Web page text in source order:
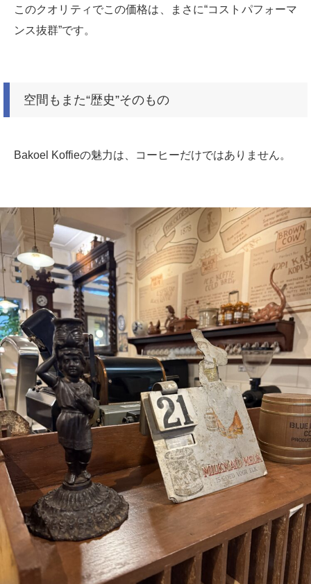
このクオリティでこの価格は、まさに“コストパフォーマ
ンス抜群”です。
空間もまた“歴史”そのもの
Bakoel Koffieの魅力は、コーヒーだけではありません。